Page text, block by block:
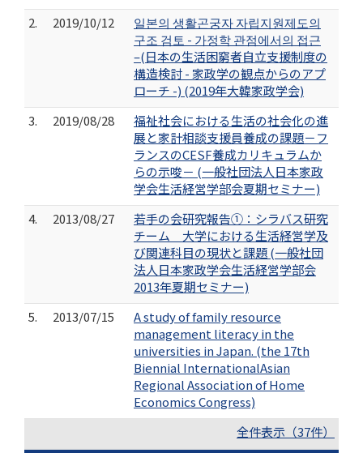
2.
2019/10/12
일본의 생활곤궁자 자립지원제도의
구조 검토 - 가정학 관점에서의 접근
–(日本の生活困窮者自立支援制度の
構造検討 - 家政学の観点からのアプ
ローチ -) (2019年大韓家政学会)
3.
2019/08/28
福祉社会における生活の社会化の進
展と家計相談支援員養成の課題－フ
ランスのCESF養成カリキュラムか
らの示唆－ (一般社団法人日本家政
学会生活経営学部会夏期セミナー)
4.
2013/08/27
若手の会研究報告①：シラバス研究
チーム 大学における生活経営学及
び関連科目の現状と課題 (一般社団
法人日本家政学会生活経営学部会
2013年夏期セミナー)
5.
2013/07/15
A study of family resource
management literacy in the
universities in Japan. (the 17th
Biennial InternationalAsian
Regional Association of Home
Economics Congress)
全件表示（37件）